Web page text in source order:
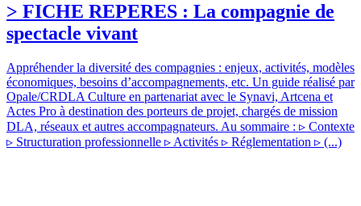
> FICHE REPERES : La compagnie de
spectacle vivant
Appréhender la diversité des compagnies : enjeux, activités, modèles
économiques, besoins d’accompagnements, etc. Un guide réalisé par
Opale/CRDLA Culture en partenariat avec le Synavi, Artcena et
Actes Pro à destination des porteurs de projet, chargés de mission
DLA, réseaux et autres accompagnateurs. Au sommaire : ▹ Contexte
▹ Structuration professionnelle ▹ Activités ▹ Réglementation ▹ (...)